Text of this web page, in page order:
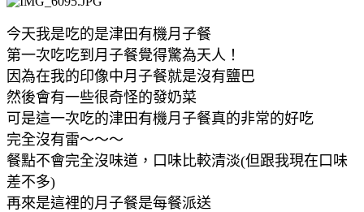
今天我是吃的是津田有機月子餐
第一次吃吃到月子餐覺得驚為天人！
因為在我的印像中月子餐就是沒有鹽巴
然後會有一些很奇怪的發奶菜
可是這一次吃的津田有機月子餐真的非常的好吃
完全沒有雷～～～
餐點不會完全沒味道，口味比較清淡(但跟我現在口味
差不多)
再來是這裡的月子餐是每餐派送